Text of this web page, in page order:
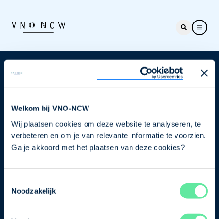
Welkom bij VNO-NCW
Wij plaatsen cookies om deze website te analyseren, te
verbeteren en om je van relevante informatie te voorzien.
Ga je akkoord met het plaatsen van deze cookies?
Noodzakelijk
Nieuwsbrief
je nu in voor de VNO-NCW nieuwsbrief.
Schrijf je in
Direct naar
Ons verhaal